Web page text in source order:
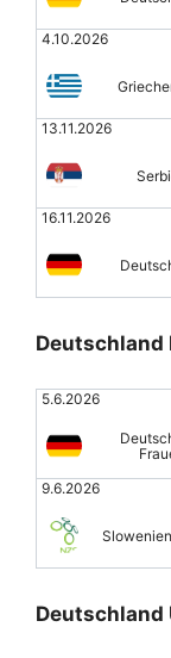
4.10.2026
13.11.2026
16.11.2026
Deutschland
5.6.2026
9.6.2026
Deutschland